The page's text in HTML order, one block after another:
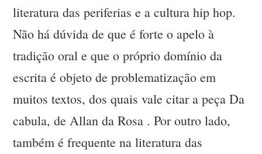
literatura das periferias e a cultura hip hop.
Não há dúvida de que é forte o apelo à
tradição oral e que o próprio domínio da
escrita é objeto de problematização em
muitos textos, dos quais vale citar a peça Da
cabula, de Allan da Rosa . Por outro lado,
também é frequente na literatura das